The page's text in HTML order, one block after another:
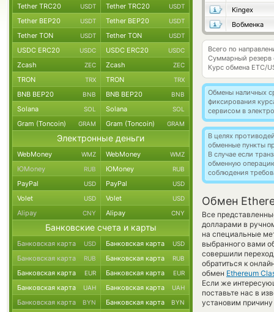
Kingex
Вобменка
Всего по
Суммарный резерв
Курс обмена ETC/
Обмены наличных
фиксирования
сервисом в
В целях
обменные пункты
В случае если
обменную
соблюдения
Обмен
Все
долларами в
на специальные
выбранного вами
совершили
обратиться к
обмен Ethereum
Если же
поставьте нас в
установим
Tether TRC20 USDT Tether TRC20 USDT
Tether BEP20 USDT Tether BEP20 USDT
Tether TON USDT Tether TON USDT
USDC ERC20 USDC USDC ERC20 USDC
Zcash ZEC Zcash ZEC
TRON TRX TRON TRX
BNB BEP20 BNB BNB BEP20 BNB
Solana SOL Solana SOL
Gram (Toncoin) GRAM Gram (Toncoin) GRAM
Электронные деньги
WebMoney WMZ WebMoney WMZ
ЮMoney RUB ЮMoney RUB
PayPal USD PayPal USD
Volet USD Volet USD
Alipay CNY Alipay CNY
Банковские счета и карты
Банковская карта USD Банковская карта USD
Банковская карта RUB Банковская карта RUB
Банковская карта EUR Банковская карта EUR
Банковская карта UAH Банковская карта UAH
Банковская карта BYN Банковская карта BYN